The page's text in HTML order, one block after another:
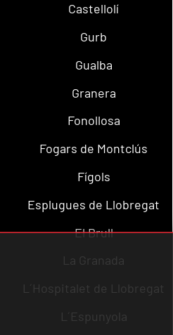
Castellolí
Gurb
Gualba
Granera
Fonollosa
Fogars de Montclús
Fígols
Esplugues de Llobregat
El Brull
La Granada
L´Hospitalet de Llobregat
L´Espunyola